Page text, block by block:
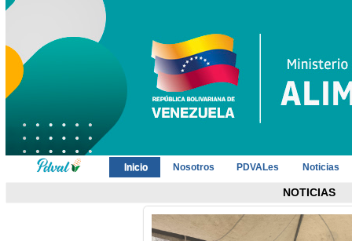
Inicio Nosotros PDVALes Noticias
NOTICIAS